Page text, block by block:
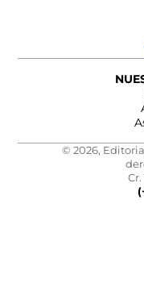
© 2026,